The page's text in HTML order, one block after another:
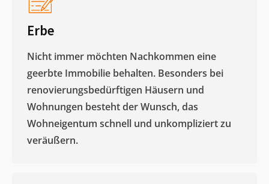
Erbe
Nicht immer möchten Nachkommen eine
geerbte Immobilie behalten. Besonders bei
renovierungsbedürftigen Häusern und
Wohnungen besteht der Wunsch, das
Wohneigentum schnell und unkompliziert zu
veräußern. ​